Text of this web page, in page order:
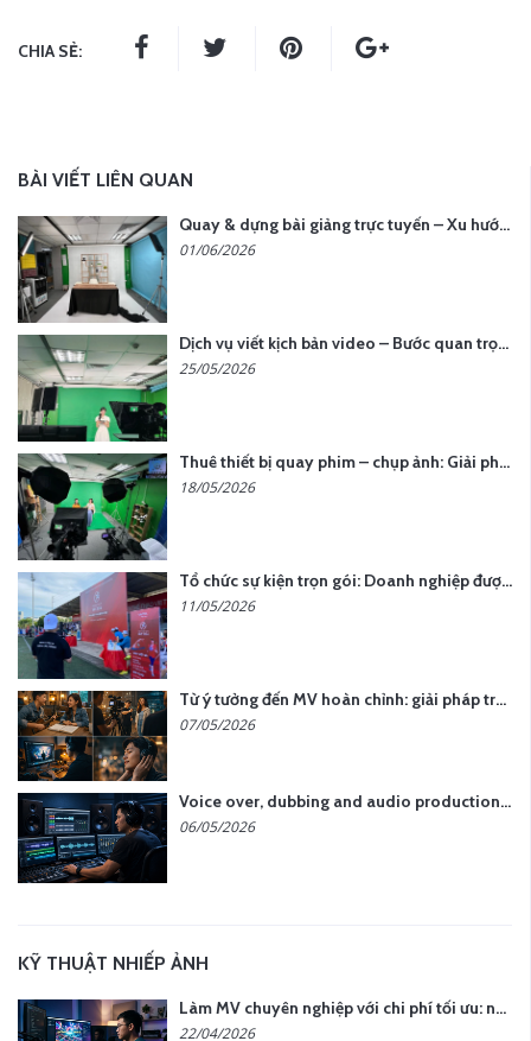
CHIA SẺ:
BÀI VIẾT LIÊN QUAN
Quay & dựng bài giảng trực tuyến – Xu hướng đào tạo thời đại số
01/06/2026
Dịch vụ viết kịch bản video – Bước quan trọng quyết định thành công nội dung
25/05/2026
Thuê thiết bị quay phim – chụp ảnh: Giải pháp tối ưu chi phí cho doanh nghiệp
18/05/2026
Tổ chức sự kiện trọn gói: Doanh nghiệp được gì khi chọn đơn vị chuyên nghiệp?
11/05/2026
Từ ý tưởng đến MV hoàn chỉnh: giải pháp trọn gói tại YCN Media
07/05/2026
Voice over, dubbing and audio production services in Vietnam for global content
06/05/2026
KỸ THUẬT NHIẾP ẢNH
Làm MV chuyên nghiệp với chi phí tối ưu: nên chọn quay thực tế hay video AI?
22/04/2026